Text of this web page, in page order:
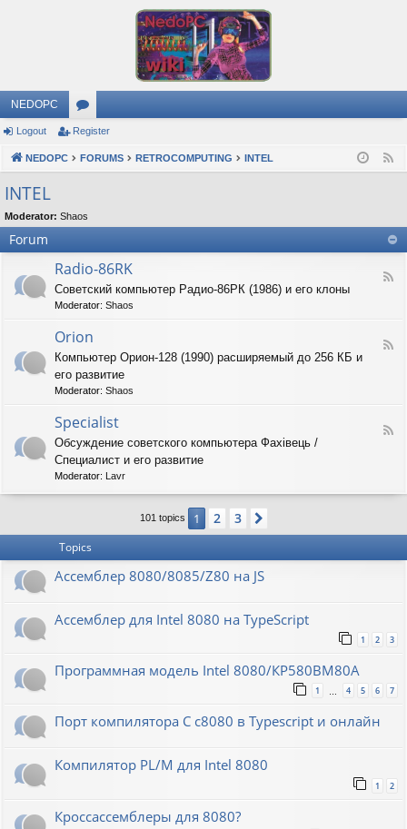
NEDOPC
or
u
s
Logout Register
NEDOPC FORUMS RETROCOMPUTING INTEL
INTEL
Moderator: Shaos
Forum
F
d
R
o
8
Radio-86RK
Советский компьютер Радио-86РК (1986) и его клоны
Moderator: Shaos
F
Orion
Компьютер Орион-128 (1990) расширяемый до 256 КБ и
его развитие
Moderator: Shaos
F
i
i
t
Specialist
Обсуждение советского компьютера Фахiвець /
Специалист и его развитие
Moderator: Lavr
101 topics 1 2 3
Topics
Ассемблер 8080/8085/Z80 на JS
Ассемблер для Intel 8080 на TypeScript
1 2 3
Программная модель Intel 8080/КР580ВМ80А
1 … 4 5 6 7
Порт компилятора С с8080 в Typescript и онлайн
Компилятор PL/M для Intel 8080
1 2
Кроссассемблеры для 8080?